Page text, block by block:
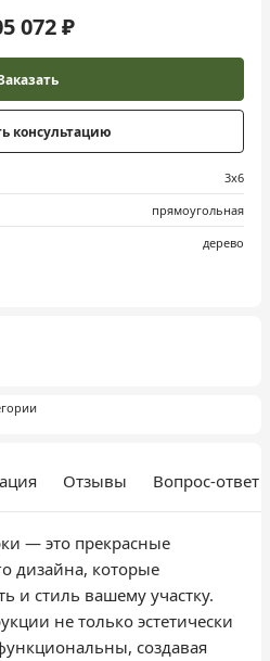
072 ₽
консультацию
3х6
прямоугольная
дерево
Отзывы Вопрос-ответ
— это прекрасные
дизайна, которые
и стиль вашему участку.
не только эстетически
создавая